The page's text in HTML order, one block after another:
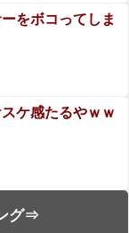
をボコってしま
ケ感たるやｗｗ
グ⇒